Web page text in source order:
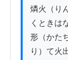
燐火（り
くときは
形（かた
り）て火